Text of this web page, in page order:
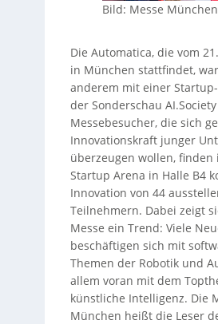
Bild: Messe
Die Automatica, die vom
in München stattfindet,
anderem mit einer
der Sonderschau
Messebesucher, die sich
Innovationskraft junger
überzeugen wollen, finden
Startup Arena in Halle B4
Innovation von 44
Teilnehmern. Dabei zeigt
Messe ein Trend: Viele
beschäftigen sich mit
Themen der Robotik und
allem voran mit dem
künstliche Intelligenz. Die
München heißt die Leser